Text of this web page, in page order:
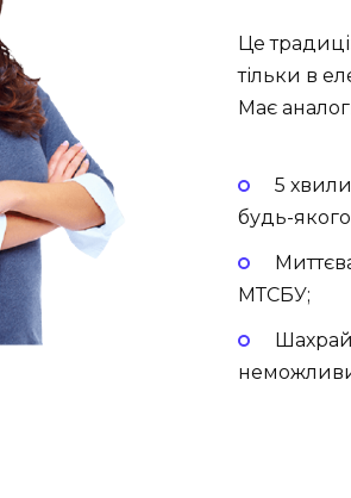
Це
тільки в
Має
5
будь-
МТСБУ;